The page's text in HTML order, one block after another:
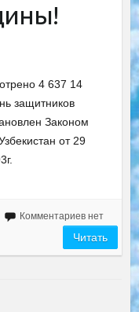
4 637 14
защитников
Законом
от 29
Комментариев нет
Читать